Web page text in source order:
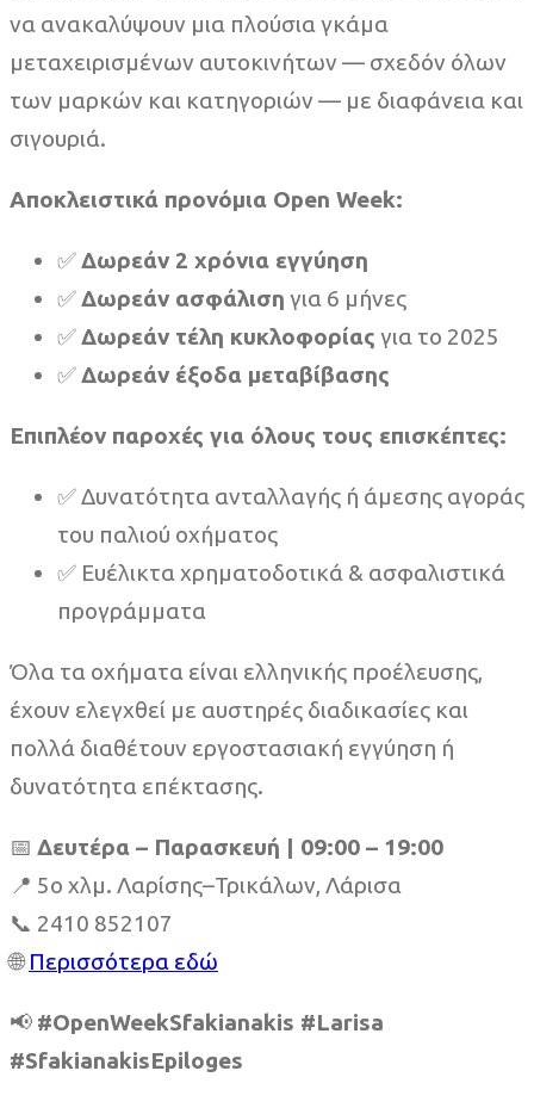
να ανακαλύψουν μια πλούσια γκάμα
μεταχειρισμένων αυτοκινήτων — σχεδόν όλων
των μαρκών και κατηγοριών — με διαφάνεια και
σιγουριά.
Αποκλειστικά προνόμια Open Week:
✅Δωρεάν 2 χρόνια εγγύηση
✅Δωρεάν ασφάλιση για 6 μήνες
✅Δωρεάν τέλη κυκλοφορίας για το 2025
✅Δωρεάν έξοδα μεταβίβασης
Επιπλέον παροχές για όλους τους επισκέπτες:
✅ Δυνατότητα ανταλλαγής ή άμεσης αγοράς
του παλιού οχήματος
✅ Ευέλικτα χρηματοδοτικά & ασφαλιστικά
προγράμματα
Όλα τα οχήματα είναι ελληνικής προέλευσης,
έχουν ελεγχθεί με αυστηρές διαδικασίες και
πολλά διαθέτουν εργοστασιακή εγγύηση ή
δυνατότητα επέκτασης.
📅 Δευτέρα – Παρασκευή | 09:00 – 19:00
📍 5ο χλμ. Λαρίσης–Τρικάλων, Λάρισα
📞 2410 852107
🌐Περισσότερα εδώ
📢 #OpenWeekSfakianakis #Larisa
#SfakianakisEpiloges